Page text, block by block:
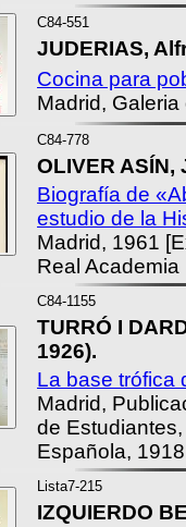
C84-551
JUDERIAS,
Cocina para
Madrid,
C84-778
OLIVER ASÍN,
Biografía de
estudio de la
Madrid, 1961
Real
C84-1155
TURRÓ I
1926).
La base trófica
Madrid,
de
Española,
Lista7-215
IZQUIERDO